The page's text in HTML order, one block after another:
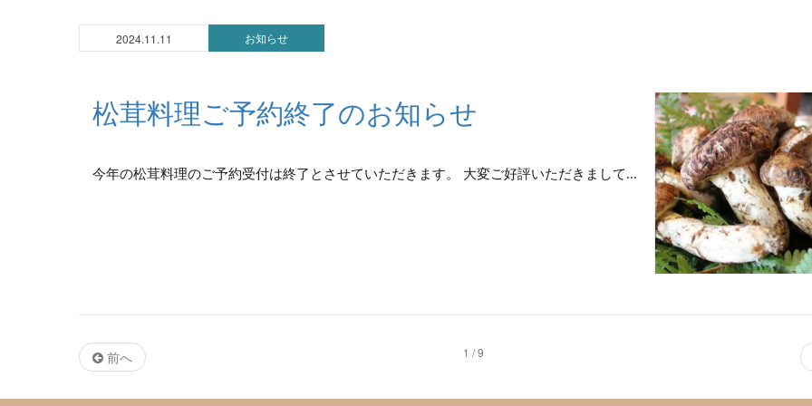
2024.11.11 お知らせ
松茸料理ご予約終了のお知らせ
今年の松茸料理のご予約受付は終了とさせていただきます。 大変ご好評いただきまして...
前へ 1 / 9